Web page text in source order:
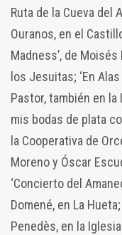
Ruta de la Cueva del
Ouranos, en el
Madness’, de
los Jesuitas; ‘En
Pastor, también en
mis bodas de plata
la Cooperativa de
Moreno y Óscar
‘Concierto del
Domené, en La
Penedès, en la